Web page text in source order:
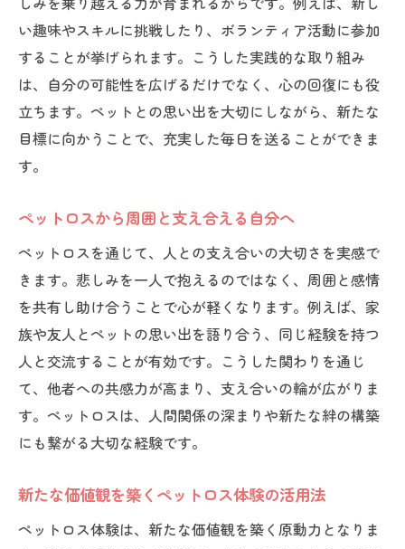
い趣味やスキルに挑戦したり、ボランティア活動に参加
することが挙げられます。こうした実践的な取り組み
は、自分の可能性を広げるだけでなく、心の回復にも役
立ちます。ペットとの思い出を大切にしながら、新たな
目標に向かうことで、充実した毎日を送ることができま
す。
ペットロスから周囲と支え合える自分へ
ペットロスを通じて、人との支え合いの大切さを実感で
きます。悲しみを一人で抱えるのではなく、周囲と感情
を共有し助け合うことで心が軽くなります。例えば、家
族や友人とペットの思い出を語り合う、同じ経験を持つ
人と交流することが有効です。こうした関わりを通じ
て、他者への共感力が高まり、支え合いの輪が広がりま
す。ペットロスは、人間関係の深まりや新たな絆の構築
にも繋がる大切な経験です。
新たな価値観を築くペットロス体験の活用法
ペットロス体験は、新たな価値観を築く原動力となりま